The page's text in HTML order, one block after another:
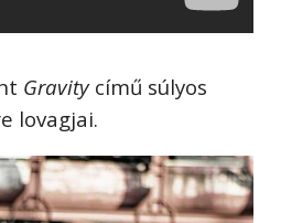
Gravitycímű súlyos
lovagjai.